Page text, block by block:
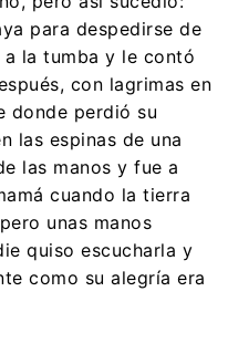
para despedirse de
la tumba y le contó
con lagrimas en
donde perdió su
las espinas de una
las manos y fue a
cuando la tierra
unas manos
quiso escucharla y
como su alegría era